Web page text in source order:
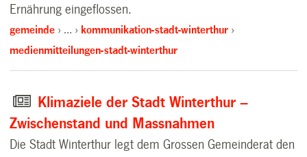
Ernährung eingeflossen.
gemeinde …
kommunikation-stadt-winterthur
medienmitteilungen-stadt-winterthur
Klimaziele der Stadt Winterthur –
Zwischenstand und Massnahmen
Die Stadt Winterthur legt dem Grossen Gemeinderat den